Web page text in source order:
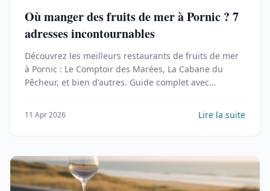
Où manger des fruits de mer à Pornic ? 7
adresses incontournables
Découvrez les meilleurs restaurants de fruits de mer
à Pornic : Le Comptoir des Marées, La Cabane du
Pêcheur, et bien d'autres. Guide complet avec
11 Apr 2026 Lire la suite